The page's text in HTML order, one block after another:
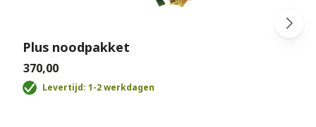
Plus noodpakket
€370,00
Levertijd: 1-2 werkdagen